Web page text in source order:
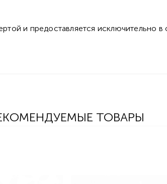
и предоставляется исключительно
ТОВАРЫ